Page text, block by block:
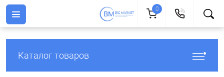
Каталог товаров
0